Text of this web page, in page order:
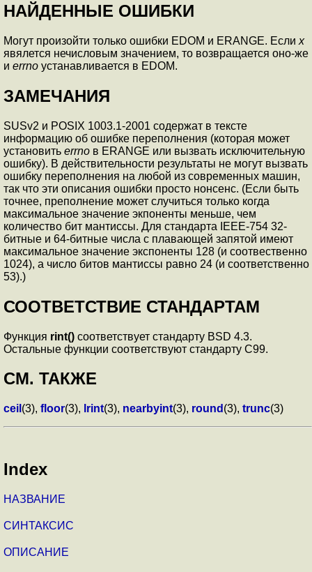
НАЙДЕННЫЕ ОШИБКИ
Могут произойти только ошибки EDOM и ERANGE. Если x
явялется нечисловым значением, то возвращается оно-же
и errno устанавливается в EDOM.
ЗАМЕЧАНИЯ
SUSv2 и POSIX 1003.1-2001 содержат в тексте
информацию об ошибке переполнения (которая может
установить errno в ERANGE или вызвать исключительную
ошибку). В действительности результаты не могут вызвать
ошибку переполнения на любой из современных машин,
так что эти описания ошибки просто нонсенс. (Если быть
точнее, преполнение может случиться только когда
максимальное значение экпоненты меньше, чем
количество бит мантиссы. Для стандарта IEEE-754 32-
битные и 64-битные числа с плавающей запятой имеют
максимальное значение экспоненты 128 (и соотвественно
1024), а число битов мантиссы равно 24 (и соответственно
53).)
СООТВЕТСТВИЕ СТАНДАРТАМ
Функция rint() соответствует стандарту BSD 4.3.
Остальные функции соответствуют стандарту C99.
СМ. ТАКЖЕ
ceil (3), floor(3), lrint(3), nearbyint(3), round (3), trunc(3)
Index
НАЗВАНИЕ
СИНТАКСИС
ОПИСАНИЕ